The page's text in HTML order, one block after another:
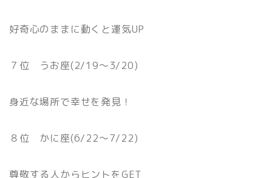
好奇心のままに動くと運気UP
７位 うお座(2/19〜3/20)
身近な場所で幸せを発見！
８位 かに座(6/22〜7/22)
尊敬する人からヒントをGET